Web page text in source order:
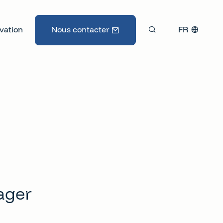
Nous contacter FR